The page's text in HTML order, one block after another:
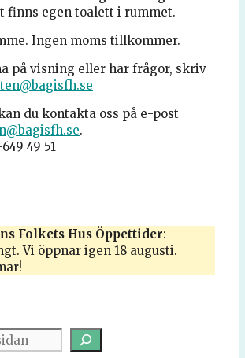
finns egen toalett i rummet.
Ingen moms tillkommer.
på visning eller har frågor, skriv
du kontakta oss på e-post
.
49 51
Folkets Hus Öppettider:
Vi öppnar igen 18 augusti.